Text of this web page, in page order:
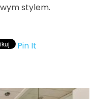
stylem.
Pin It